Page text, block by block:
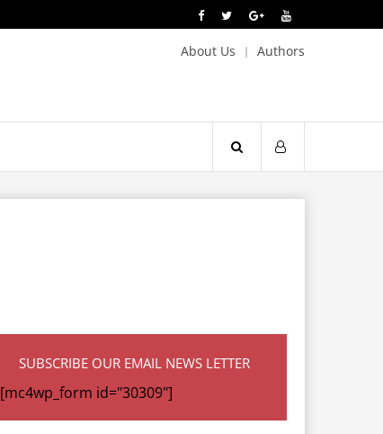
About Us Authors
SUBSCRIBE OUR EMAIL NEWS LETTER
[mc4wp_form id="30309"]